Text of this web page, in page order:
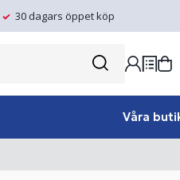
30 dagars öppet köp
Våra